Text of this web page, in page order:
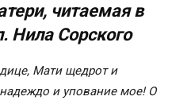
сетях:
Матери
читаемая в
Нила Сорского
Мати щедрот и
и упование мое! О